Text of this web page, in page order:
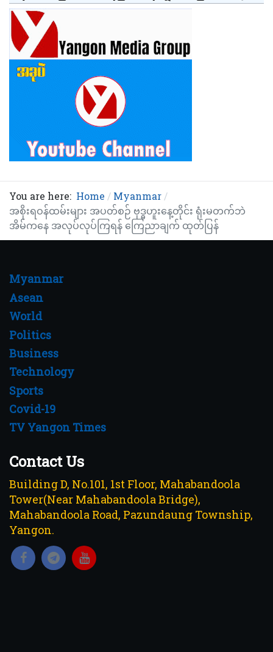
You are here: Home
Myanmar
အစိုးရဝန်ထမ်းများ အပတ်စဉ် ဗုဒ္ဓဟူးနေ့တိုင်း ရုံးမတက်ဘဲ
အိမ်ကနေ အလုပ်လုပ်ကြရန် ကြေညာချက် ထုတ်ပြန်
Myanmar
Asean
World
Politics
Business
Technology
Sports
Covid-19
TV Yangon Times
Contact Us
Building D, No.101, 1st Floor, Mahabandoola
Tower(Near Mahabandoola Bridge),
Mahabandoola Road, Pazundaung Township,
Yangon.